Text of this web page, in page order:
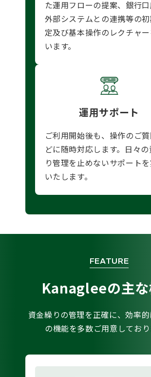
た運用フローの提案、銀行口
外部システムとの連携等の
定及び基本操作のレクチャ
います。
運用サポート
ご利用開始後も、操作のご
どに随時対応します。日々
り管理を止めないサポート
いたします。
FEATURE
Kanagleeの主
資金繰りの管理を正確に、効率
の機能を多数ご用意しており